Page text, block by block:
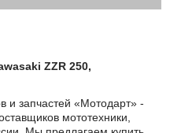
ZZR 250,
и запчастей «Мотодарт» -
мототехники,